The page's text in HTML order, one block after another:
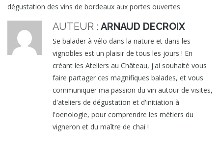
dégustation des vins de bordeaux aux portes ouvertes
AUTEUR : ARNAUD DECROIX
Se balader à vélo dans la nature et dans les
vignobles est un plaisir de tous les jours ! En
créant les Ateliers au Château, j'ai souhaité vous
faire partager ces magnifiques balades, et vous
communiquer ma passion du vin autour de visites,
d'ateliers de dégustation et d'initiation à
l'oenologie, pour comprendre les métiers du
vigneron et du maître de chai !